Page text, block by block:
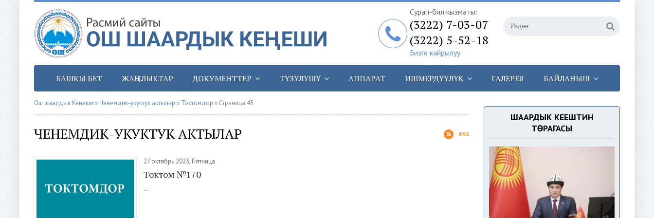
Сурап-билүү кызматы:
(3222) 7-03-07
(3222) 5-52-18
Бизге кайрылуу
БАШКЫ БЕТ ЖАҢЫЛЫКТАР ДОКУМЕНТТЕР ТҮЗҮЛҮШҮ АППАРАТ ИШМЕРДҮҮЛҮК ГАЛЕРЕЯ БАЙЛАНЫШ
Ош шаардык Кеңеши » Ченемдик-укуктук актылар » Токтомдор » Страница 45
ЧЕНЕМДИК-УКУКТУК АКТЫЛАР RSS
27 октябрь 2023, Пятница
Токтом №170
...
ШААРДЫК КЕҢЕШТИН
ТӨРАГАСЫ